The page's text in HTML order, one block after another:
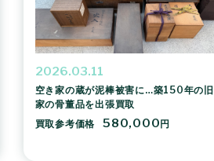
2026.03.11
空き家の蔵が泥棒被害に…築150年の旧
家の骨董品を出張買取
買取参考価格
580,000円